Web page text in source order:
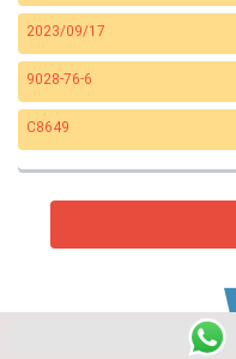
2023/09/17
9028-76-6
C8649